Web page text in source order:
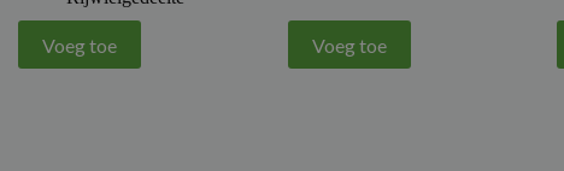
Voeg toe Voeg toe